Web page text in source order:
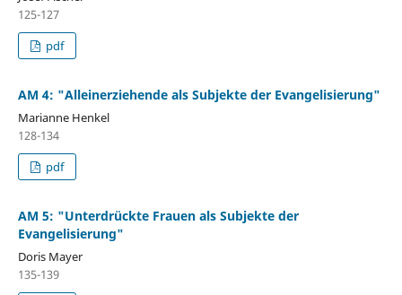
125-127
pdf
AM 4: "Alleinerziehende als Subjekte der Evangelisierung"
Marianne Henkel
128-134
pdf
AM 5: "Unterdrückte Frauen als Subjekte der
Evangelisierung"
Doris Mayer
135-139